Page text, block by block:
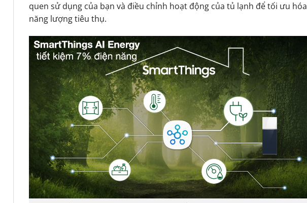
quen sử dụng của bạn và điều chỉnh hoạt động của tủ lạnh để tối ưu hóa
năng lượng tiêu thụ.